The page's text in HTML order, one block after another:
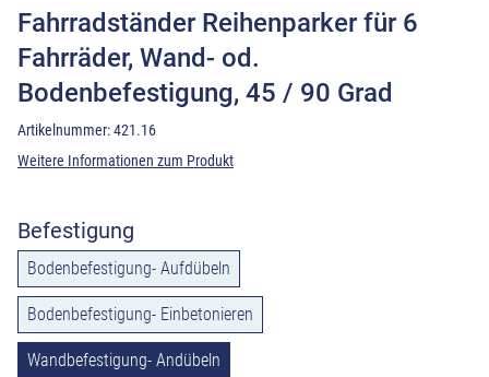
Fahrradständer Reihenparker für 6
Fahrräder, Wand- od.
Bodenbefestigung, 45 / 90 Grad
Artikelnummer:421.16
Weitere Informationen zum Produkt
Befestigung
Bodenbefestigung- Aufdübeln
Bodenbefestigung- Einbetonieren
Wandbefestigung- Andübeln